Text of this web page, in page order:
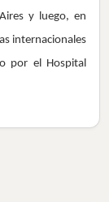
y luego, en
internacionales
por el Hospital